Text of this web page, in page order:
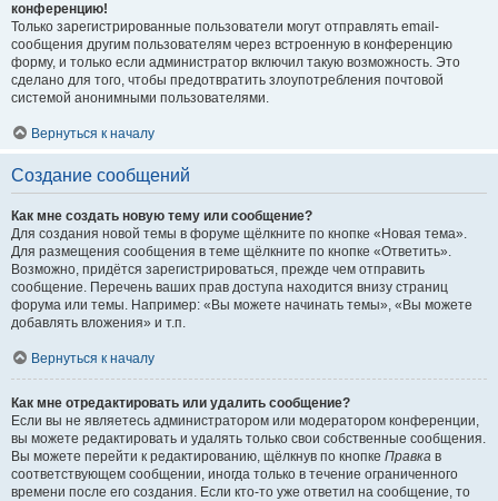
конференцию!
Только зарегистрированные пользователи могут отправлять email-
сообщения другим пользователям через встроенную в конференцию
форму, и только если администратор включил такую возможность. Это
сделано для того, чтобы предотвратить злоупотребления почтовой
системой анонимными пользователями.
Вернуться к началу
Создание сообщений
Как мне создать новую тему или сообщение?
Для создания новой темы в форуме щёлкните по кнопке «Новая тема».
Для размещения сообщения в теме щёлкните по кнопке «Ответить».
Возможно, придётся зарегистрироваться, прежде чем отправить
сообщение. Перечень ваших прав доступа находится внизу страниц
форума или темы. Например: «Вы можете начинать темы», «Вы можете
добавлять вложения» и т.п.
Вернуться к началу
Как мне отредактировать или удалить сообщение?
Если вы не являетесь администратором или модератором конференции,
вы можете редактировать и удалять только свои собственные сообщения.
Вы можете перейти к редактированию, щёлкнув по кнопке Правка в
соответствующем сообщении, иногда только в течение ограниченного
времени после его создания. Если кто-то уже ответил на сообщение, то